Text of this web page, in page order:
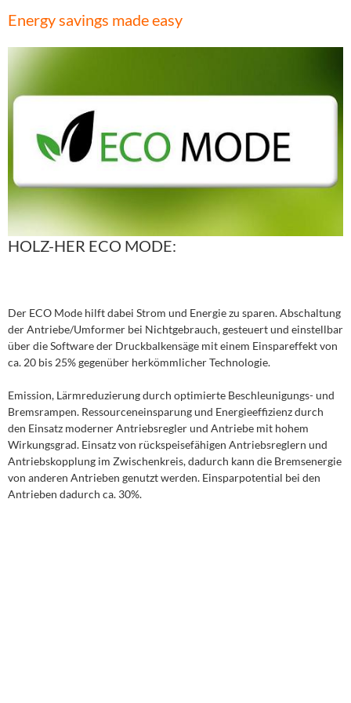
Energy savings made easy
HOLZ-HER ECO MODE:
Der ECO Mode hilft dabei Strom und Energie zu sparen. Abschaltung
der Antriebe/Umformer bei Nichtgebrauch, gesteuert und einstellbar
über die Software der Druckbalkensäge mit einem Einspareffekt von
ca. 20 bis 25% gegenüber herkömmlicher Technologie.
Emission, Lärmreduzierung durch optimierte Beschleunigungs- und
Bremsrampen. Ressourceneinsparung und Energieeffizienz durch
den Einsatz moderner Antriebsregler und Antriebe mit hohem
Wirkungsgrad. Einsatz von rückspeisefähigen Antriebsreglern und
Antriebskopplung im Zwischenkreis, dadurch kann die Bremsenergie
von anderen Antrieben genutzt werden. Einsparpotential bei den
Antrieben dadurch ca. 30%.